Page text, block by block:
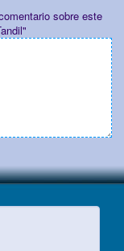
sobre este